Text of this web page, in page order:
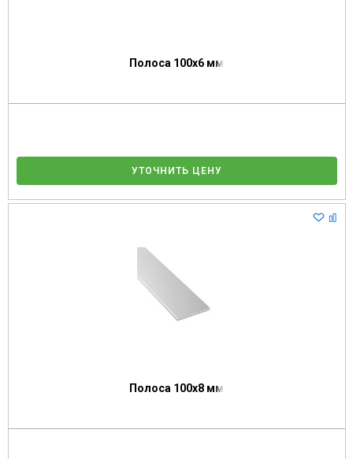
Полоса 100х6 мм
УТОЧНИТЬ ЦЕНУ
Полоса 100х8 мм